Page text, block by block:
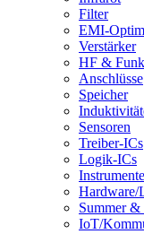
Filter
EMI-
Verstärker
HF & Funk
Anschlüsse
Speicher
Sensoren
Treiber-ICs
Logik-ICs
Hardware/
Summer
IoT/